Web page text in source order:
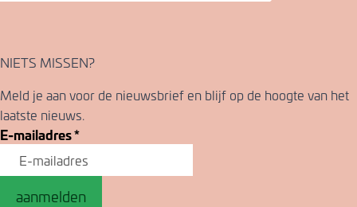
NIETS MISSEN?
Meld je aan voor de nieuwsbrief en blijf op de hoogte van het
laatste nieuws.
E-mailadres*
aanmelden